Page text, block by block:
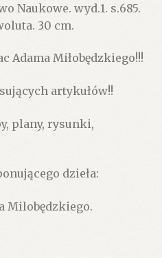
Naukowe. wyd.1. s.685.
30 cm.
Adama Miłobędzkiego!!!
artykułów!!
plany, rysunki,
dzieła:
Milobędzkiego.